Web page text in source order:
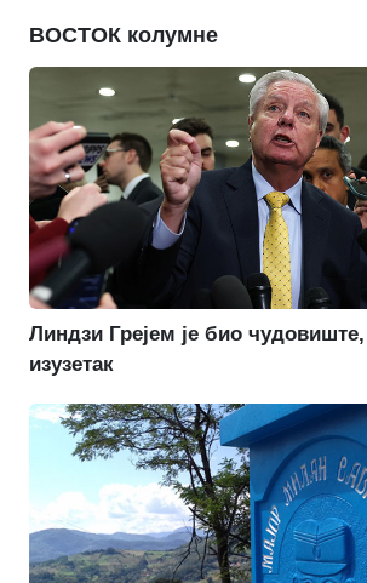
ВОСТОК колумне
Линдзи Грејем је био
изузетак